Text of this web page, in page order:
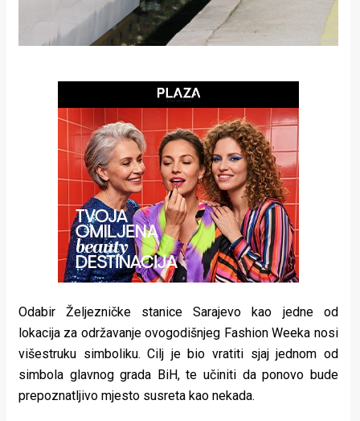
Odabir Željezničke stanice Sarajevo kao jedne od
lokacija za održavanje ovogodišnjeg Fashion Weeka nosi
višestruku simboliku. Cilj je bio vratiti sjaj jednom od
simbola glavnog grada BiH, te učiniti da ponovo bude
prepoznatljivo mjesto susreta kao nekada.